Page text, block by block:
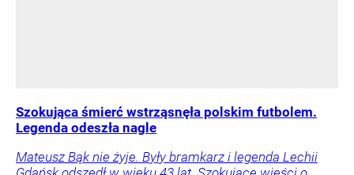
Szokująca śmierć wstrząsnęła polskim futbolem.
Legenda odeszła nagle
Mateusz Bąk nie żyje. Były bramkarz i legenda Lechii